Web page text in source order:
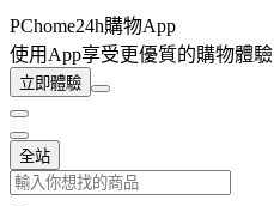
PChome24h購物App
使用App享受更優質的購物體驗
立即體驗
全站